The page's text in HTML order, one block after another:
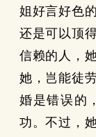
姐好言好色
还是可以顶
信赖的人，
她，岂能徒
婚是错误的
功。不过，